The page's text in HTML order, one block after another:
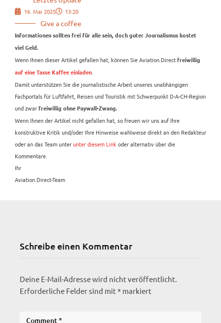
16. Mai 2025 13:20
Give a coffee
Informationen sollten frei für alle sein, doch guter Journalismus kostet
viel Geld.
Wenn Ihnen dieser Artikel gefallen hat, können Sie Aviation.Direct freiwillig
auf eine Tasse Kaffee einladen
Damit unterstützen Sie die journalistische Arbeit unseres unabhängigen
Fachportals für Luftfahrt, Reisen und Touristik mit Schwerpunkt D-A-CH-Region
und zwar freiwillig ohne Paywall-Zwang.
Wenn Ihnen der Artikel nicht gefallen hat, so freuen wir uns auf Ihre
konstruktive Kritik und/oder Ihre Hinweise wahlweise direkt an den Redakteur
oder an das Team unterunter diesem Link oder alternativ über die
Kommentare.
Ihr
Aviation.Direct-Team
Schreibe einen Kommentar
Deine E-Mail-Adresse wird nicht veröffentlicht.
Erforderliche Felder sind mit* markiert